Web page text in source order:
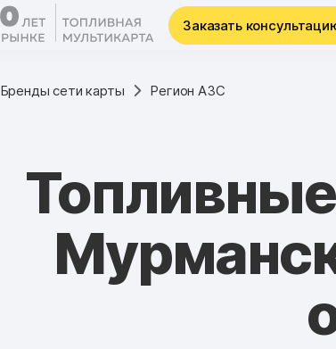
Заказать
Бренды сети карты Регион АЗС